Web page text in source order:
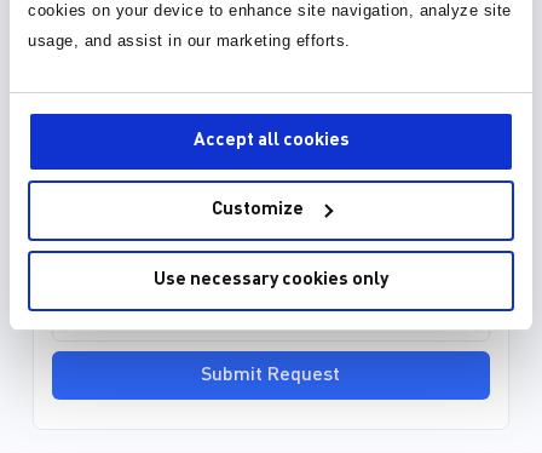
cookies on your device to enhance site navigation, analyze site
usage, and assist in our marketing efforts.
Accept all cookies
Customize
Use necessary cookies only
事件发生时，能够提供全面的保护。
MPS提供了热插拔电源备用设备、监
简化设计并提升企业级SSD（PCle ...
EDA model is not yet available for this part.
Please enter your email address and we will notify
you when it is released.
Submit Request